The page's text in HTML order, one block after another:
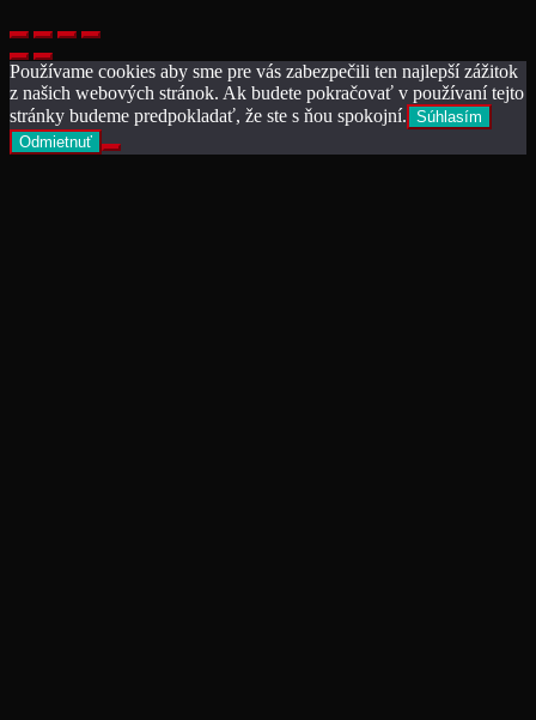
Používame cookies aby sme pre vás zabezpečili ten najlepší zážitok
z našich webových stránok. Ak budete pokračovať v používaní tejto
stránky budeme predpokladať, že ste s ňou spokojní. Súhlasím
Odmietnuť